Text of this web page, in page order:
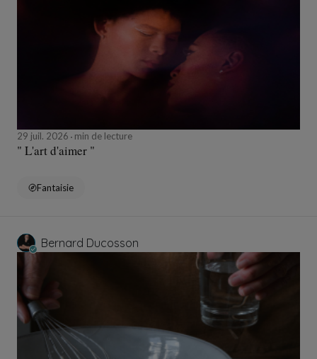
29 juil. 2026 min de lecture
" L'art d'aimer "
Fantaisie
Bernard Ducosson